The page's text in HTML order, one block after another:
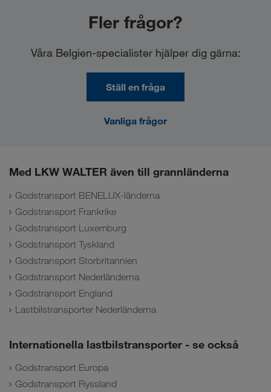
Fler frågor?
Våra Belgien-specialister hjälper dig gärna:
Ställ en fråga
Vanliga frågor
Med LKW WALTER även till grannländerna
Godstransport BENELUX-länderna
Godstransport Frankrike
Godstransport Luxemburg
Godstransport Tyskland
Godstransport Storbritannien
Godstransport Nederländerna
Godstransport England
Lastbilstransporter Nederländerna
Internationella lastbilstransporter - se också
Godstransport Europa
Godstransport Ryssland